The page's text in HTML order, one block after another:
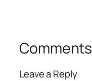
Comments
Leave a Reply